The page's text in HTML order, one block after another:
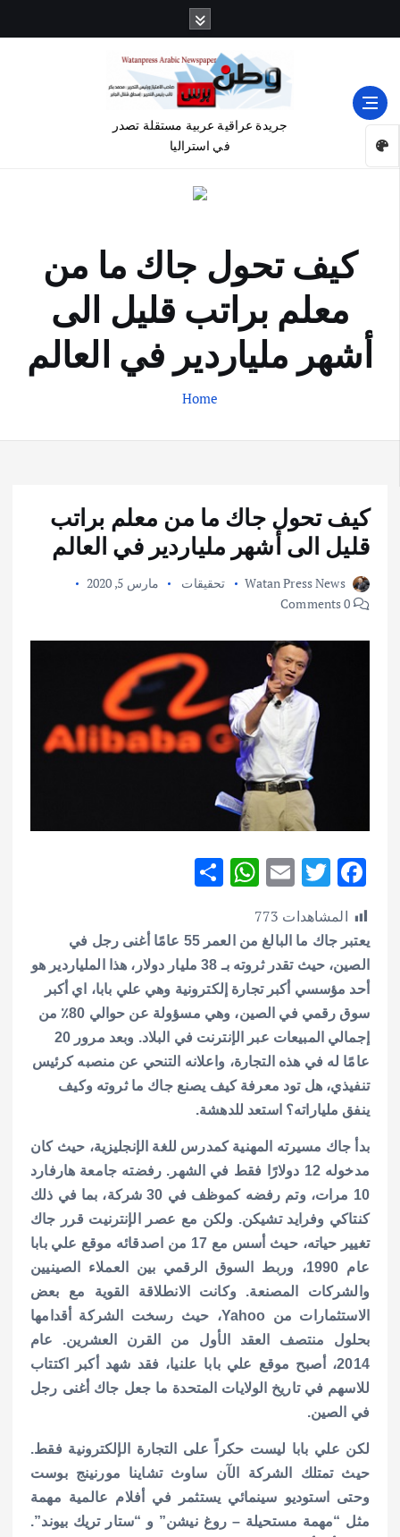
جريدة عراقية عربية مستقلة تصدر
في استراليا
كيف تحول جاك ما من
معلم براتب قليل الى
أشهر ملياردير في العالم
Home
كيف تحول جاك ما من معلم براتب
قليل الى أشهر ملياردير في العالم
Watan Press News تحقيقات
مارس 5, 2020
F
ac
e
b
o
o
k
T
w
it
te
r
E
ai
l
W
at
s
A
p
p
ar
e
المشاهدات 773
يعتبر جاك ما البالغ من العمر 55 عامًا أغنى رجل في
الصين، حيث تقدر ثروته بـ 38 مليار دولار، هذا الملياردير هو
أحد مؤسسي أكبر تجارة إلكترونية وهي علي بابا، اي أكبر
سوق رقمي في الصين، وهي مسؤولة عن حوالي 80٪ من
إجمالي المبيعات عبر الإنترنت في البلاد.
وبعد مرور 20
عامًا له في هذه التجارة، واعلانه التنحي عن منصبه كرئيس
تنفيذي، هل تود معرفة كيف يصنع جاك ما ثروته وكيف
ينفق ملياراته؟ استعد للدهشة.
بدأ جاك مسيرته المهنية كمدرس للغة الإنجليزية، حيث كان
مدخوله 12 دولارًا فقط في الشهر. رفضته جامعة هارفارد
10 مرات، وتم رفضه كموظف في 30 شركة، بما في ذلك
كنتاكي وفرايد تشيكن. ولكن مع عصر الإنترنيت قرر جاك
تغيير حياته، حيث أسس مع 17 من اصدقائه موقع علي بابا
عام 1990، وربط السوق الرقمي بين العملاء الصينيين
والشركات المصنعة. وكانت الانطلاقة القوية مع بعض
الاستثمارات من Yahoo، حيث رسخت الشركة أقدامها
بحلول منتصف العقد الأول من القرن العشرين. عام
2014، أصبح موقع علي بابا علنيا، فقد شهد أكبر اكتتاب
للاسهم في تاريخ الولايات المتحدة ما جعل جاك أغنى رجل
في الصين.
لكن علي بابا ليست حكراً على التجارة الإلكترونية فقط.
حيث تمتلك الشركة الآن ساوث تشاينا مورنينج بوست
وحتى استوديو سينمائي يستثمر في أفلام عالمية مهمة
مثل “مهمة مستحيلة – روغ نيشن” و “ستار تريك بيوند”.